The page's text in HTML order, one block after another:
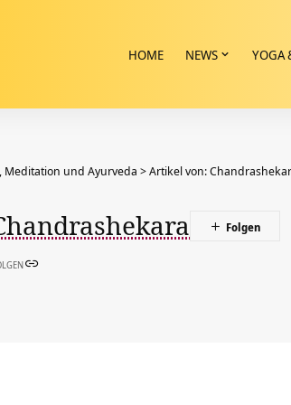
HOME NEWS YOGA
Meditation und Ayurveda >Artikel von: